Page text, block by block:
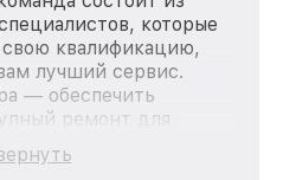
которые
квалификацию,
лучший сервис.
— обеспечить
ремонт для
продукции Xiaomi, вне
поломки. Мы